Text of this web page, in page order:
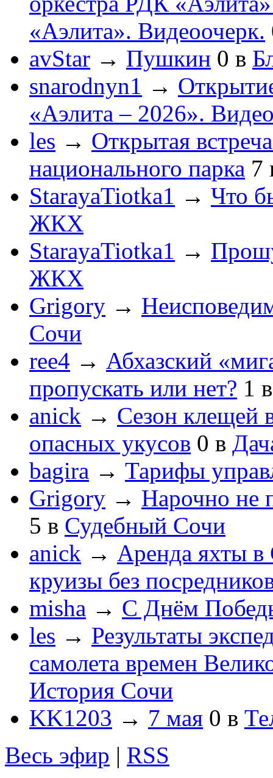
«Аэлита». Видеоочерк.
avStar → Пушкин 0 в
snarodnyn1 →
«Аэлита – 2026».
les → Открытая
национального парка 7
StarayaTiotka1 → Что
ЖКХ
StarayaTiotka1 →
ЖКХ
Grigory →
Сочи
ree4 → Абхазский
пропускать или нет? 1
anick → Сезон клещей
опасных укусов 0 в
bagira → Тарифы
Grigory → Нарочно не
5 в Судебный Сочи
anick → Аренда яхты в
круизы без
misha → С Днём
les → Результаты
самолета времен
История Сочи
KK1203 → 7 мая 0 в
Весь эфир | RSS